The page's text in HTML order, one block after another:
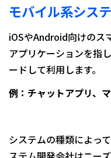
モバイル系シス
iOSやAndroid向けのス
アプリケーションを指
ードして利用します。
例：チャットアプリ、
システムの種類によっ